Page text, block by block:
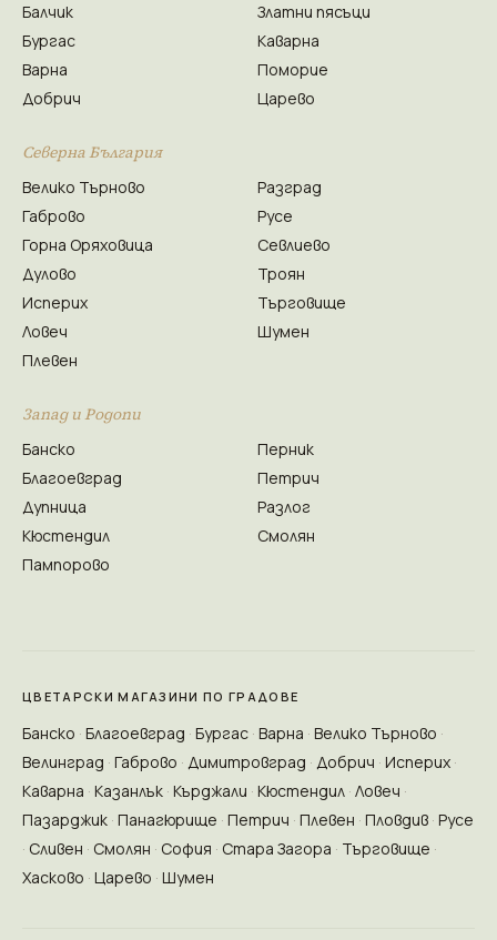
Балчик
Бургас
Варна
Добрич
Златни пясъци
Каварна
Поморие
Царево
Северна България
Велико Търново
Габрово
Горна Оряховица
Дулово
Исперих
Ловеч
Плевен
Разград
Русе
Севлиево
Троян
Търговище
Шумен
Запад и Родопи
Банско
Благоевград
Дупница
Кюстендил
Пампорово
Перник
Петрич
Разлог
Смолян
ЦВЕТАРСКИ МАГАЗИНИ ПО ГРАДОВЕ
Банско Благоевград Бургас Варна Велико Търново
Велинград Габрово Димитровград Добрич Исперих
Каварна Казанлък Кърджали Кюстендил Ловеч
Пазарджик Панагюрище Петрич Плевен Пловдив Русе
Сливен Смолян София Стара Загора Търговище
Хасково Царево Шумен